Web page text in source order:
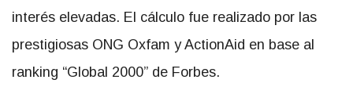
interés elevadas. El cálculo fue realizado por las
prestigiosas ONG Oxfam y ActionAid en base al
ranking “Global 2000” de Forbes.